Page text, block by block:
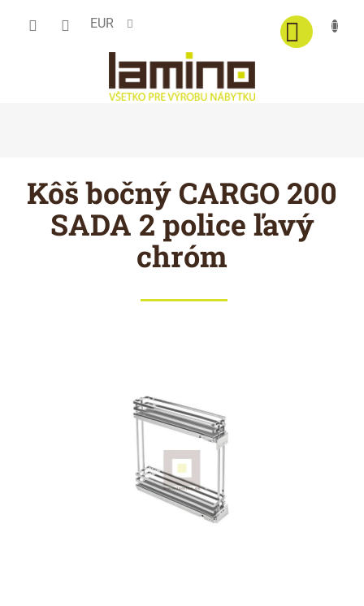
EUR
Kôš bočný CARGO 200
SADA 2 police ľavý
chróm